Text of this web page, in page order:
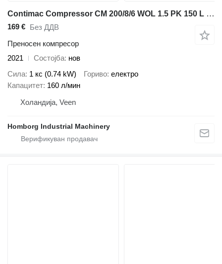
Contimac Compressor CM 200/8/6 WOL 1.5 PK 150 L / min 8 Bar Olievrije Zui
169 € Без ДДВ
Преносен компресор
2021
Состојба нов
Сила 1 кс (0.74 kW) Гориво електро
Капацитет 160 л/мин
Холандија, Veen
Homborg Industrial Machinery